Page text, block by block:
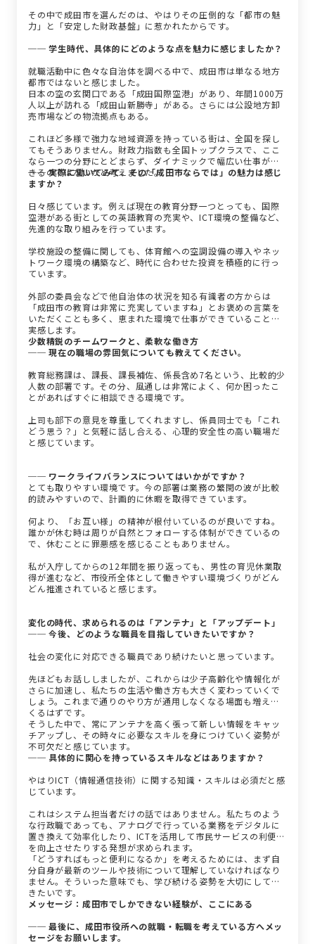
その中で成田市を選んだのは、やはりその圧倒的な「都市の魅
力」と「安定した財政基盤」に惹かれたからです。
── 学生時代、具体的にどのような点を魅力に感じましたか？
就職活動中に色々な自治体を調べる中で、成田市は単なる地方
都市ではないと感じました。
日本の空の玄関口である「成田国際空港」があり、年間1000万
人以上が訪れる「成田山新勝寺」がある。さらには公設地方卸
売市場などの物流拠点もある。
これほど多様で強力な地域資源を持っている街は、全国を探し
てもそうありません。財政力指数も全国トップクラスで、ここ
なら一つの分野にとどまらず、ダイナミックで幅広い仕事がで
きるのではないかと考えました。
── 実際に働いてみて、その「成田市ならでは」の魅力は感じ
ますか？
日々感じています。例えば現在の教育分野一つとっても、国際
空港がある街としての英語教育の充実や、ICT環境の整備など、
先進的な取り組みを行っています。
学校施設の整備に関しても、体育館への空調設備の導入やネッ
トワーク環境の構築など、時代に合わせた投資を積極的に行っ
ています。
外部の委員会などで他自治体の状況を知る有識者の方からは
「成田市の教育は非常に充実していますね」とお褒めの言葉を
いただくことも多く、恵まれた環境で仕事ができていることを
実感します。
少数精鋭のチームワークと、柔軟な働き方
── 現在の職場の雰囲気についても教えてください。
教育総務課は、課長、課長補佐、係長含め7名という、比較的少
人数の部署です。その分、風通しは非常によく、何か困ったこ
とがあればすぐに相談できる環境です。
上司も部下の意見を尊重してくれますし、係員同士でも「これ
どう思う？」と気軽に話し合える、心理的安全性の高い職場だ
と感じています。
── ワークライフバランスについてはいかがですか？
とても取りやすい環境です。今の部署は業務の繁閑の波が比較
的読みやすいので、計画的に休暇を取得できています。
何より、「お互い様」の精神が根付いているのが良いですね。
誰かが休む時は周りが自然とフォローする体制ができているの
で、休むことに罪悪感を感じることもありません。
私が入庁してからの12年間を振り返っても、男性の育児休業取
得が進むなど、市役所全体として働きやすい環境づくりがどん
どん推進されていると感じます。
変化の時代、求められるのは「アンテナ」と「アップデート」
── 今後、どのような職員を目指していきたいですか？
社会の変化に対応できる職員であり続けたいと思っています。
先ほどもお話ししましたが、これからは少子高齢化や情報化が
さらに加速し、私たちの生活や働き方も大きく変わっていくで
しょう。これまで通りのやり方が通用しなくなる場面も増えて
くるはずです。
そうした中で、常にアンテナを高く張って新しい情報をキャッ
チアップし、その時々に必要なスキルを身につけていく姿勢が
不可欠だと感じています。
── 具体的に関心を持っているスキルなどはありますか？
やはりICT（情報通信技術）に関する知識・スキルは必須だと感
じています。
これはシステム担当者だけの話ではありません。私たちのよう
な行政職であっても、アナログで行っている業務をデジタルに
置き換えて効率化したり、ICTを活用して市民サービスの利便性
を向上させたりする発想が求められます。
「どうすればもっと便利になるか」を考えるためには、まず自
分自身が最新のツールや技術について理解していなければなり
ません。そういった意味でも、学び続ける姿勢を大切にしてい
きたいです。
メッセージ：成田市でしかできない経験が、ここにある
── 最後に、成田市役所への就職・転職を考えている方へメッ
セージをお願いします。